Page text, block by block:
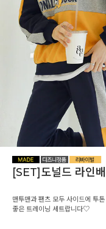
[SET]도널드 라인
맨투맨과 팬츠 모두 사이드에 투
좋은 트레이닝 세트랍니다♡